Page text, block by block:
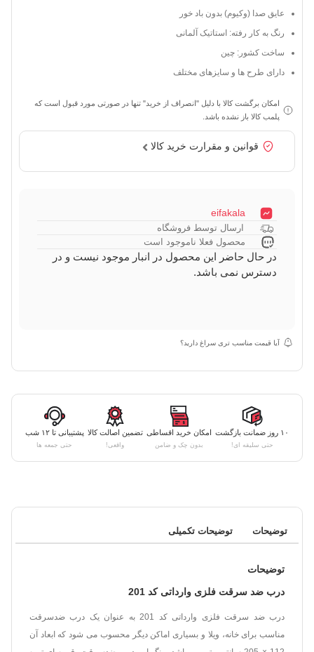
عایق صدا (وکیوم) بدون باد خور
رنگ به کار رفته: استاتیک آلمانی
ساخت کشور: چین
دارای طرح ها و سایزهای مختلف
امکان برگشت کالا با دلیل "انصراف از خرید" تنها در صورتی مورد قبول است که
پلمب کالا باز نشده باشد.
قوانین و مقرارت خرید کالا
eifakala
ارسال توسط فروشگاه
محصول فعلا ناموجود است
در حال حاضر این محصول در انبار موجود نیست و در
دسترس نمی باشد.
آیا قیمت مناسب تری سراغ دارید؟
۱۰ روز ضمانت بازگشت
حتی سلیقه ای!
امکان خرید اقساطی
بدون چک و ضامن
تضمین اصالت کالا
واقعی!
پشتیبانی تا ۱۲ شب
حتی جمعه ها
توضیحات توضیحات تکمیلی
توضیحات
درب ضد سرقت فلزی وارداتی کد 201
درب ضد سرقت فلزی وارداتی کد 201 به عنوان یک درب ضدسرقت
مناسب برای خانه، ویلا و بسیاری اماکن دیگر محسوب می شود که ابعاد آن